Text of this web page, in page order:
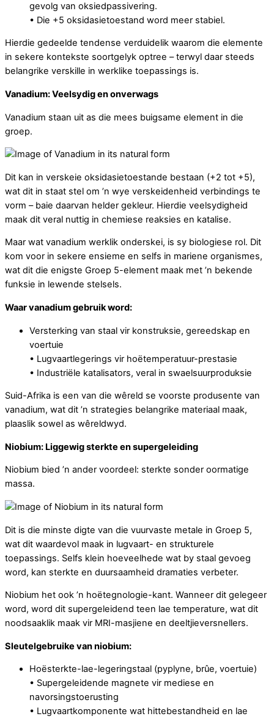
gevolg van oksiedpassivering.
• Die +5 oksidasietoestand word meer stabiel.
Hierdie gedeelde tendense verduidelik waarom die elemente
in sekere kontekste soortgelyk optree – terwyl daar steeds
belangrike verskille in werklike toepassings is.
Vanadium: Veelsydig en onverwags
Vanadium staan uit as die mees buigsame element in die
groep.
Dit kan in verskeie oksidasietoestande bestaan (+2 tot +5),
wat dit in staat stel om ’n wye verskeidenheid verbindings te
vorm – baie daarvan helder gekleur. Hierdie veelsydigheid
maak dit veral nuttig in chemiese reaksies en katalise.
Maar wat vanadium werklik onderskei, is sy biologiese rol. Dit
kom voor in sekere ensieme en selfs in mariene organismes,
wat dit die enigste Groep 5-element maak met ’n bekende
funksie in lewende stelsels.
Waar vanadium gebruik word:
Versterking van staal vir konstruksie, gereedskap en
voertuie
• Lugvaartlegerings vir hoëtemperatuur-prestasie
• Industriële katalisators, veral in swaelsuurproduksie
Suid-Afrika is een van die wêreld se voorste produsente van
vanadium, wat dit ’n strategies belangrike materiaal maak,
plaaslik sowel as wêreldwyd.
Niobium: Liggewig sterkte en supergeleiding
Niobium bied ’n ander voordeel: sterkte sonder oormatige
massa.
Dit is die minste digte van die vuurvaste metale in Groep 5,
wat dit waardevol maak in lugvaart- en strukturele
toepassings. Selfs klein hoeveelhede wat by staal gevoeg
word, kan sterkte en duursaamheid dramaties verbeter.
Niobium het ook ’n hoëtegnologie-kant. Wanneer dit gelegeer
word, word dit supergeleidend teen lae temperature, wat dit
noodsaaklik maak vir MRI-masjiene en deeltjieversnellers.
Sleutelgebruike van niobium:
Hoësterkte-lae-legeringstaal (pyplyne, brûe, voertuie)
• Supergeleidende magnete vir mediese en
navorsingstoerusting
• Lugvaartkomponente wat hittebestandheid en lae